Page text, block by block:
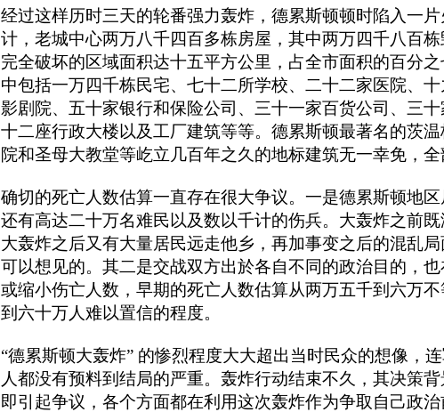
经过这样历时三天的轮番强力轰炸，德累斯顿顿时陷入一
计，老城中心两万八千四百多栋房屋，其中两万四千八百栋
完全破坏的区域面积达十五平方公里，占全市面积的百分
中包括一万四千栋民宅、七十二所学校、二十二家医院、
影剧院、五十家银行和保险公司、三十一家百货公司、三
十二座行政大楼以及工厂建筑等等。德累斯顿最著名的茨温
院和圣母大教堂等屹立几百年之久的地标建筑无一幸免，全
确切的死亡人数估算一直存在很大争议。一是德累斯顿地区
还有高达二十万名难民以及数以千计的伤兵。大轰炸之前既
大轰炸之后又有大量居民远走他乡，再加事变之后的混乱
可以想见的。其二是交战双方出於各自不同的政治目的，
或缩小伤亡人数，早期的死亡人数估算从两万五千到六万
到六十万人难以置信的程度。
“德累斯顿大轰炸” 的惨烈程度大大超出当时民众的想像，
人都没有预料到结局的严重。轰炸行动结束不久，其决策
即引起争议，各个方面都在利用这次轰炸作为争取自己政